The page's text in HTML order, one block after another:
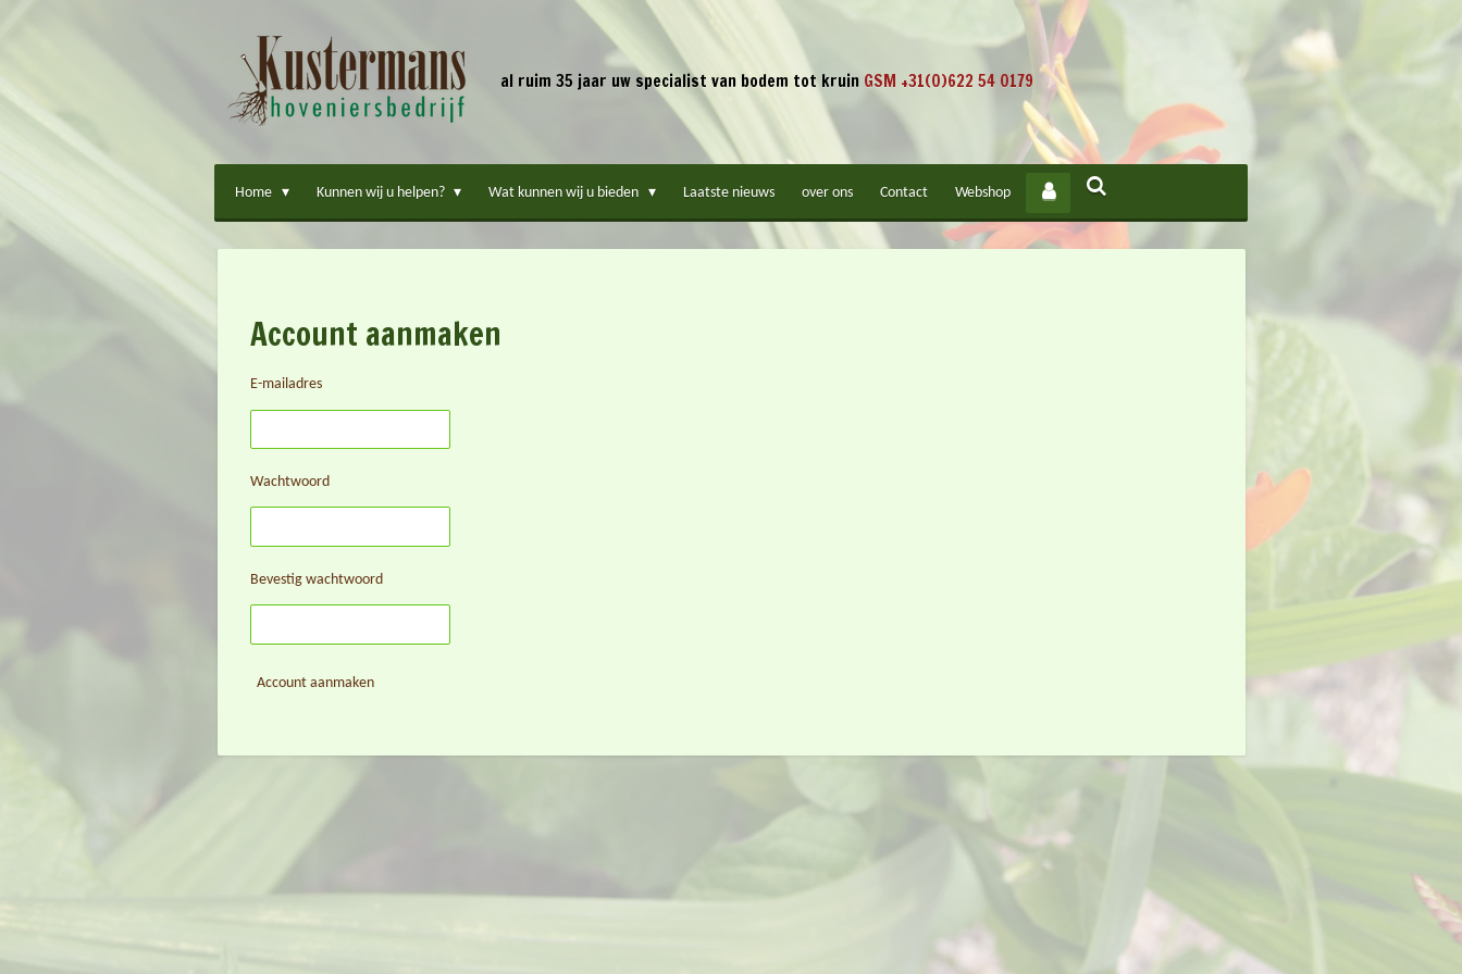
de
hoofdinhoud
al ruim 35 jaar uw specialist van bodem tot kruin GSM +31(0)622 54 0179
Home Kunnen wij u helpen? Wat kunnen wij u bieden Laatste nieuws over ons Contact Webshop
Account aanmaken
E-mailadres
Wachtwoord
Bevestig wachtwoord
Account aanmaken